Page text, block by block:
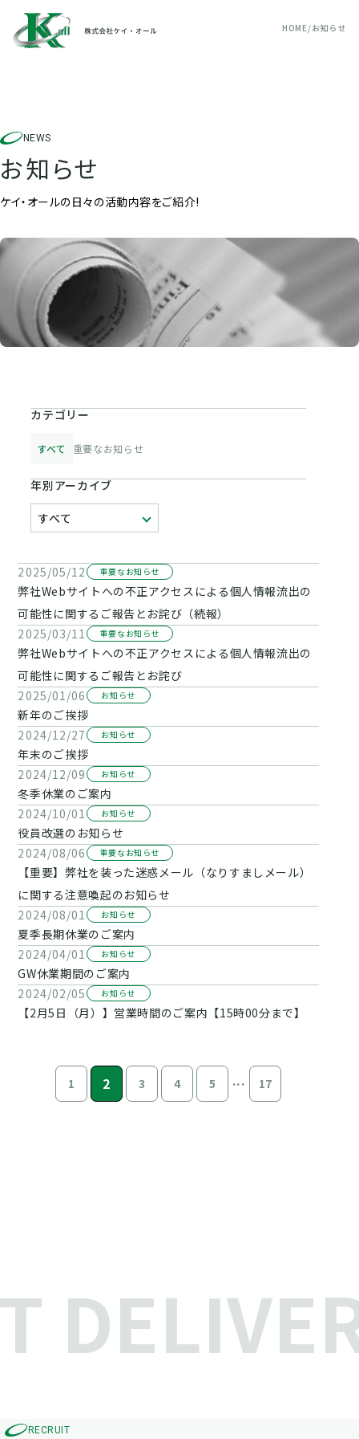
HOME お知らせ
NEWS
お知らせ
ケイ・オールの日々の活動内容をご紹介!
カテゴリー
すべて 重要なお知らせ
年別アーカイブ
2025/05/12 重要なお知らせ
弊社Webサイトへの不正アクセスによる個人情報流出の
可能性に関するご報告とお詫び（続報）
2025/03/11
重要なお知らせ
弊社Webサイトへの不正アクセスによる個人情報流出の
可能性に関するご報告とお詫び
2025/01/06
お知らせ
新年のご挨拶
2024/12/27
お知らせ
年末のご挨拶
2024/12/09
お知らせ
冬季休業のご案内
2024/10/01
お知らせ
役員改選のお知らせ
2024/08/06
重要なお知らせ
【重要】弊社を装った迷惑メール（なりすましメール）
に関する注意喚起のお知らせ
2024/08/01
お知らせ
夏季長期休業のご案内
2024/04/01
お知らせ
GW休業期間のご案内
2024/02/05
お知らせ
【2月5日（月）】営業時間のご案内【15時00分まで】
1 2 3 4 5 ... 17
RECRUIT